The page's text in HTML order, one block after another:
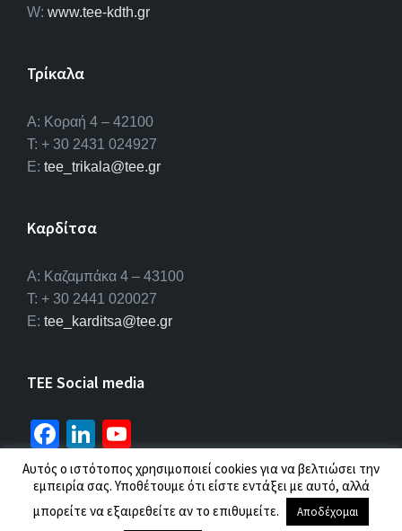
W: www.tee-kdth.gr
Τρίκαλα
Α: Κοραή 4 – 42100
T: + 30 2431 024927
E: tee_trikala@tee.gr
Καρδίτσα
Α: Καζαμπάκα 4 – 43100
T: + 30 2441 020027
E: tee_karditsa@tee.gr
TEE Social media
Fa
ce
b
o
Li
n
ke
dI
u
T
u
© 2026 ΤΕΕ |Πολιτική προσωπικών δεδομένων
Αυτός ο ιστότοπος χρησιμοποιεί cookies για να βελτιώσει την
εμπειρία σας. Υποθέτουμε ότι είστε εντάξει με αυτό, αλλά
μπορείτε να εξαιρεθείτε αν το επιθυμείτε.
Αποδέχομαι